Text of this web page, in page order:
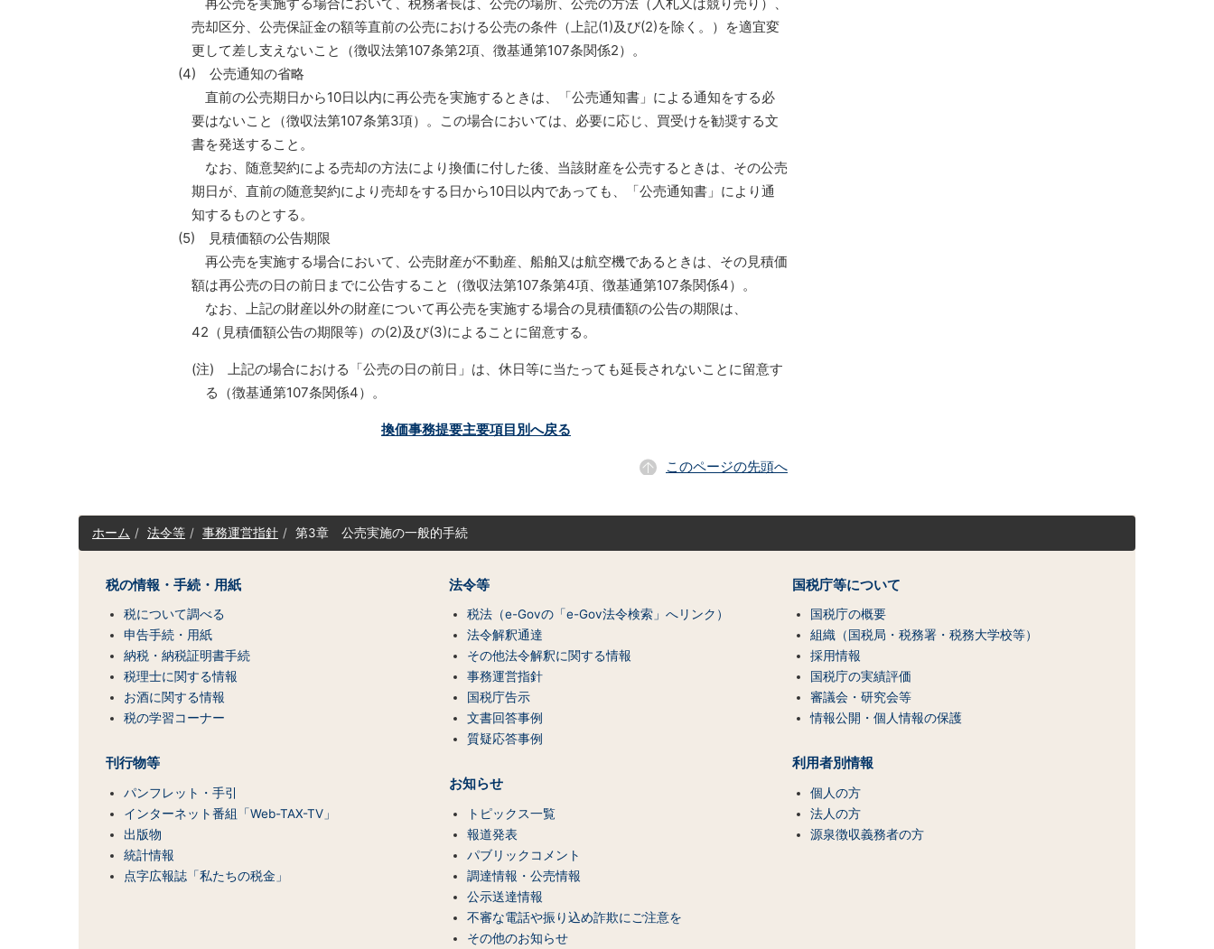
売却区分、公売保証金の額等直前の公売における公売の条件（上記(1)及び(2)を除く。）を適宜変
更して差し支えないこと（徴収法第107条第2項、徴基通第107条関係2）。
(4) 公売通知の省略
直前の公売期日から10日以内に再公売を実施するときは、「公売通知書」による通知をする必
要はないこと（徴収法第107条第3項）。この場合においては、必要に応じ、買受けを勧奨する文
書を発送すること。
なお、随意契約による売却の方法により換価に付した後、当該財産を公売するときは、その公売
期日が、直前の随意契約により売却をする日から10日以内であっても、「公売通知書」により通
知するものとする。
(5) 見積価額の公告期限
再公売を実施する場合において、公売財産が不動産、船舶又は航空機であるときは、その見積価
額は再公売の日の前日までに公告すること（徴収法第107条第4項、徴基通第107条関係4）。
なお、上記の財産以外の財産について再公売を実施する場合の見積価額の公告の期限は、
42（見積価額公告の期限等）の(2)及び(3)によることに留意する。
(注) 上記の場合における「公売の日の前日」は、休日等に当たっても延長されないことに留意す
る（徴基通第107条関係4）。
換価事務提要主要項目別へ戻る
このページの先頭へ
サ
イ
（コ
ホーム 法令等 事務運営指針 第3章 公売実施の一般的手続
税の情報・手続・用紙
税について調べる
申告手続・用紙
納税・納税証明書手続
税理士に関する情報
お酒に関する情報
税の学習コーナー
刊行物等
パンフレット・手引
インターネット番組「Web-TAX-TV」
出版物
統計情報
点字広報誌「私たちの税金」
法令等
税法（e-Govの「e-Gov法令検索」へリンク）
法令解釈通達
その他法令解釈に関する情報
事務運営指針
国税庁告示
文書回答事例
質疑応答事例
お知らせ
トピックス一覧
報道発表
パブリックコメント
調達情報・公売情報
公示送達情報
不審な電話や振り込め詐欺にご注意を
その他のお知らせ
国税庁等について
国税庁の概要
組織（国税局・税務署・税務大学校等）
採用情報
国税庁の実績評価
審議会・研究会等
情報公開・個人情報の保護
利用者別情報
個人の方
法人の方
源泉徴収義務者の方